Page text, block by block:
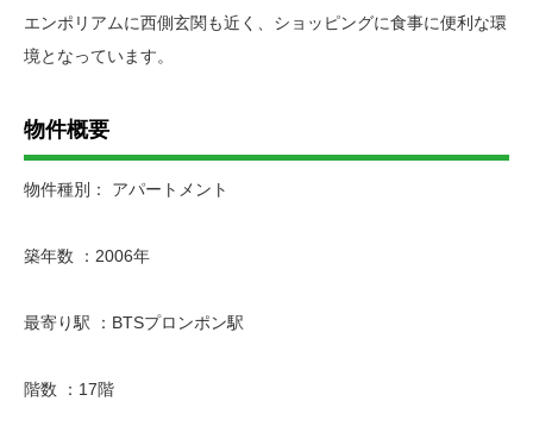
エンポリアムに西側玄関も近く、ショッピングに食事に便利な環
境となっています。
物件概要
物件種別： アパートメント
築年数 ：2006年
最寄り駅 ：BTSプロンポン駅
階数 ：17階